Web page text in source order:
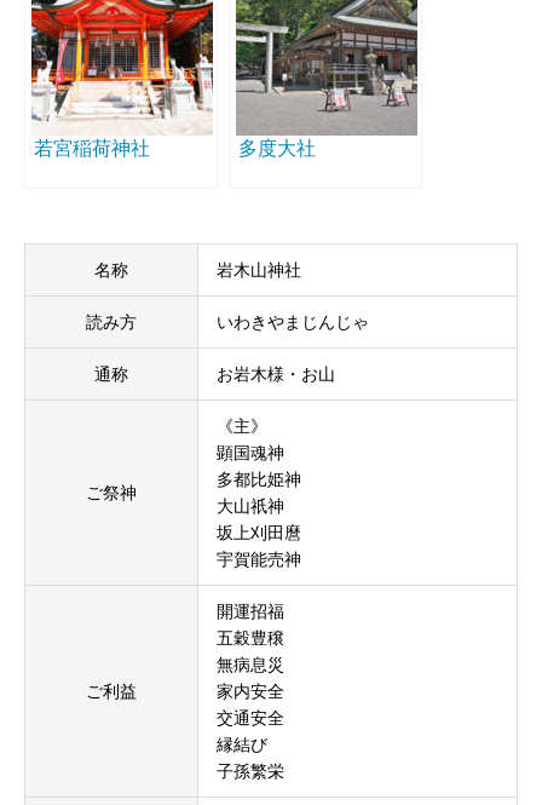
若宮稲荷神社 多度大社
名称 岩木山神社
読み方 いわきやまじんじゃ
通称 お岩木様・お山
ご祭神
《主》
顕国魂神
多都比姫神
大山祇神
坂上刈田麿
宇賀能売神
ご利益
開運招福
五穀豊穣
無病息災
家内安全
交通安全
縁結び
子孫繁栄